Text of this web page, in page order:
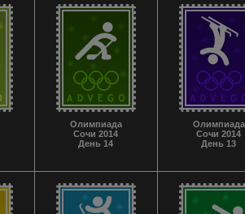
Олимпиада
Сочи 2014
День 14
Олимпиада
Сочи 2014
День 13